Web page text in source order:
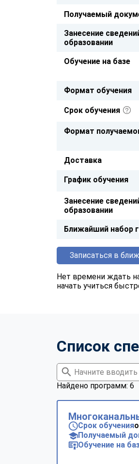
Получаемый
Занесение
образовании
Обучение на базе
Формат обучения
Срок обучения
Формат
Доставка
График обучения
Занесение
образовании
Ближайший набор
Записаться в
Нет времени ждать
начать учиться
Список
Найдено программ: 6
Срок обучения
Получаемый
Обучение на